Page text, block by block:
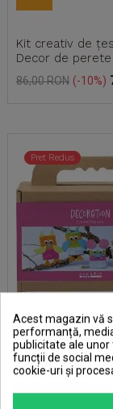
Kit creativ de
Decor de perete
Pret
86,00 RON -10%
Pret Redus
Mini kit creativ,
bufnițe
Acest magazin vă
performanță,
publicitate ale
funcții de social
cookie-uri și